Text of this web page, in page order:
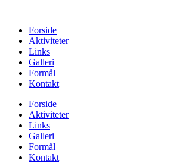
Forside
Aktiviteter
Links
Galleri
Formål
Kontakt
Forside
Aktiviteter
Links
Galleri
Formål
Kontakt